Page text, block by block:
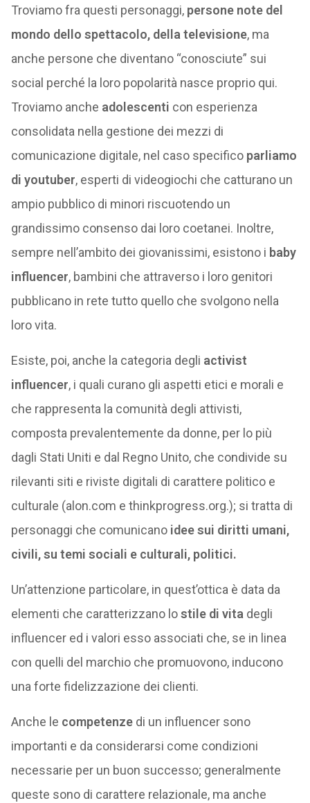
Troviamo fra questi personaggi, persone note del
mondo dello spettacolo, della televisione, ma
anche persone che diventano “conosciute” sui
social perché la loro popolarità nasce proprio qui.
Troviamo anche adolescenti con esperienza
consolidata nella gestione dei mezzi di
comunicazione digitale, nel caso specifico parliamo
di youtuber, esperti di videogiochi che catturano un
ampio pubblico di minori riscuotendo un
grandissimo consenso dai loro coetanei. Inoltre,
sempre nell’ambito dei giovanissimi, esistono i baby
influencer, bambini che attraverso i loro genitori
pubblicano in rete tutto quello che svolgono nella
loro vita.
Esiste, poi, anche la categoria degli activist
influencer, i quali curano gli aspetti etici e morali e
che rappresenta la comunità degli attivisti,
composta prevalentemente da donne, per lo più
dagli Stati Uniti e dal Regno Unito, che condivide su
rilevanti siti e riviste digitali di carattere politico e
culturale (alon.com e thinkprogress.org.); si tratta di
personaggi che comunicano idee sui diritti umani,
civili, su temi sociali e culturali, politici.
Un’attenzione particolare, in quest’ottica è data da
elementi che caratterizzano lostile di vitadegli
influencer ed i valori esso associati che, se in linea
con quelli del marchio che promuovono, inducono
una forte fidelizzazione dei clienti.
Anche le competenzedi un influencer sono
importanti e da considerarsi come condizioni
necessarie per un buon successo; generalmente
queste sono di carattere relazionale, ma anche